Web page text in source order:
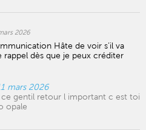
2026
Hâte de voir s’il va
rappel dès que je peux créditer
mars 2026
gentil retour l important c est toi
opale